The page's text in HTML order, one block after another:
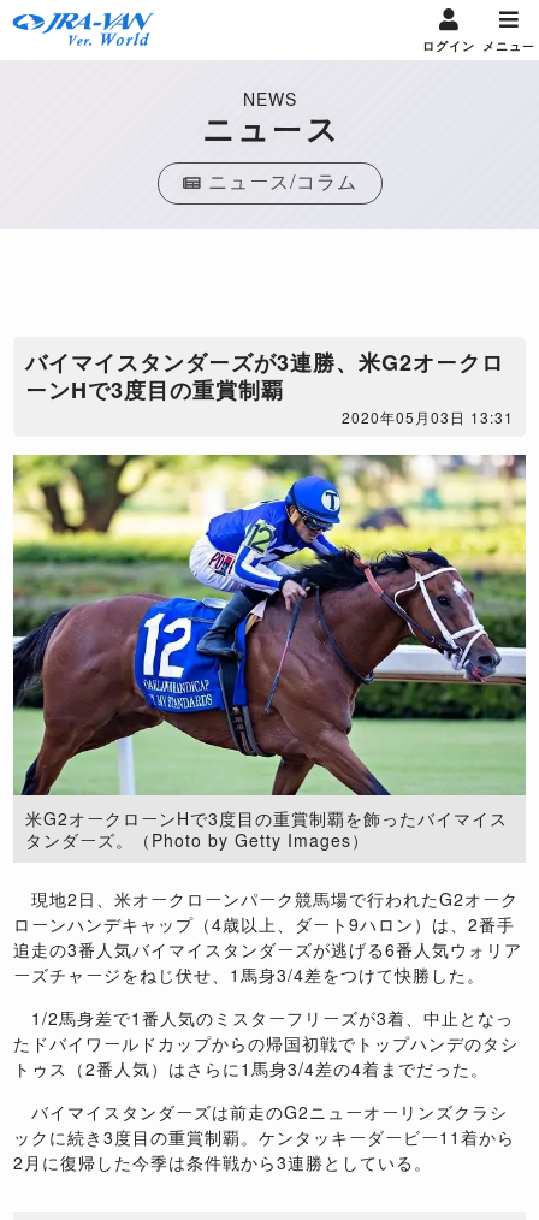
ログイン メニュー
NEWS
ニュース
ニュース/コラム
バイマイスタンダーズが3連勝、米G2オークロ
ーンHで3度目の重賞制覇
2020年05月03日 13:31
米G2オークローンHで3度目の重賞制覇を飾ったバイマイス
タンダーズ。（Photo by Getty Images）
現地2日、米オークローンパーク競馬場で行われたG2オーク
ローンハンデキャップ（4歳以上、ダート9ハロン）は、2番手
追走の3番人気バイマイスタンダーズが逃げる6番人気ウォリア
ーズチャージをねじ伏せ、1馬身3/4差をつけて快勝した。
1/2馬身差で1番人気のミスターフリーズが3着、中止となっ
たドバイワールドカップからの帰国初戦でトップハンデのタシ
トゥス（2番人気）はさらに1馬身3/4差の4着までだった。
バイマイスタンダーズは前走のG2ニューオーリンズクラシ
ックに続き3度目の重賞制覇。ケンタッキーダービー11着から
2月に復帰した今季は条件戦から3連勝としている。